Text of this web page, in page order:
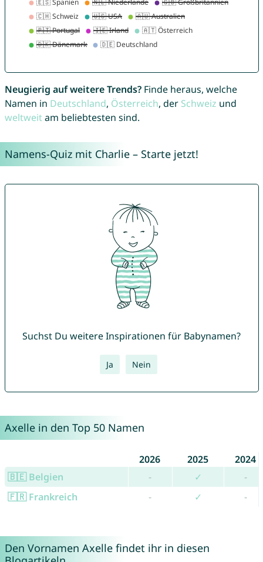
Neugierig auf weitere Trends?Finde heraus, welche
Namen in Deutschland, Österreich, der Schweiz und
weltweitam beliebtesten sind.
Namens-Quiz mit Charlie – Starte jetzt!
Suchst Du weitere Inspirationen für Babynamen?
Ja Nein
Axelle in den Top 50 Namen
2026 2025
2024
🇧🇪 Belgien
- ✓
-
🇫🇷 Frankreich
- ✓ -
Den Vornamen Axelle findet ihr in diesen